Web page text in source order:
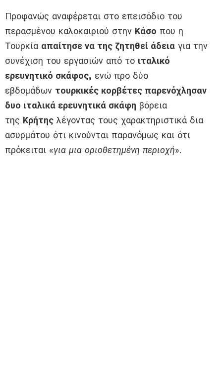
Προφανώς αναφέρεται στο επεισόδιο του
περασμένου καλοκαιριού στην Κάσο που η
Τουρκία απαίτησε να της ζητηθεί άδεια για την
συνέχιση του εργασιών από το ιταλικό
ερευνητικό σκάφος, ενώ προ δύο
εβδομάδων τουρκικές κορβέτες παρενόχλησαν
δυο ιταλικά ερευνητικά σκάφη βόρεια
της Κρήτης λέγοντας τους χαρακτηριστικά δια
ασυρμάτου ότι κινούνται παρανόμως και ότι
πρόκειται «για μια οριοθετημένη περιοχή».